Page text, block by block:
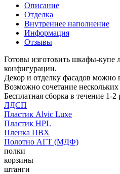
Описание
Отделка
Внутреннее наполнение
Информация
Отзывы
Готовы изготовить шкафы-купе
конфигурации.
Декор и отделку фасадов можно
Возможно сочетание
Бесплатная сборка в течение 1-2
ЛДСП
Пластик Alvic Luxe
Пластик HPL
Пленка ПВХ
Полотно АГТ (МДФ)
полки
корзины
штанги